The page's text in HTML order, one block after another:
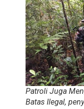
Patroli Juga
Batas Ilegal,